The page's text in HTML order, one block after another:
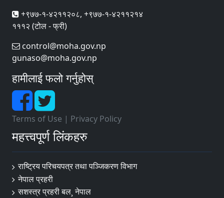
+९७७-१-४२११२०८, +९७७-१-४२११२१४
१११२ (टोल - फ्री)
control@moha.gov.np
gunaso@moha.gov.np
हामीलाई फलो गर्नुहोस्
Terms of Use | Privacy Policy
महत्त्वपूर्ण लिंकहरु
राष्ट्रिय परिचयपत्र तथा पञ्‍जिकरण विभाग
नेपाल प्रहरी
सशस्त्र प्रहरी बल¸ नेपाल